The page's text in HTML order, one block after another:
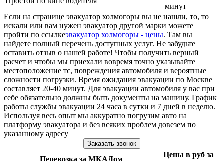
минут
Если на странице эвакуатор холмогоры вы не нашли, то, то
искали или вам нужен эвакуатор другой марки можете
пройти по ссылкеэвакуатор холмогоры - цены. Там вы
найдете полный перечень доступных услуг. Не забудьте
оставить отзыв о нашей работе! Чтобы получить верный
расчет и чтобы мы приехали вовремя точно указывайте
местоположение тс, повреждения автомобиля и вероятные
сложности погрузки. Время ожидания эвакуации по Москве
составляет 20-40 минут. Для эвакуации автомобиля у вас при
себе обязательно должны быть документы на машину. График
работы службы эвакуации 24 часа в сутки и 7 дней в неделю.
Используя весь опыт мы аккуратно погрузим авто на
платформу эвакуатора и без всяких проблем довезем по
указанному адресу
Заказать звонок
Цены в руб за